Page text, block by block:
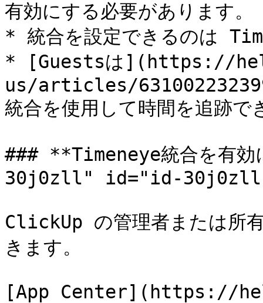
有効にする必要があります。
* 統合を設定できるのは
* [Guestsは](https://
us/articles/
統合を使用して時間を追跡で
### **Timeneye統合を有
30j0zll" id="id-
ClickUp の管理者または所
きます。
[App Center](https://